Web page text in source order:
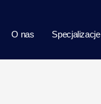
O nas Specjalizacje